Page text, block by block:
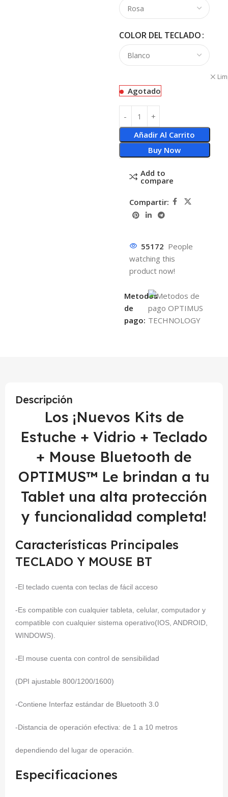
COLOR DEL TECLADO
Agotado
Añadir Al Carrito
Buy Now
Add to
compare
Compartir:
55172 People
watching this
product now!
Metodos
de
pago:
Descripción
Los ¡Nuevos Kits de
Estuche + Vidrio + Teclado
+ Mouse Bluetooth de
OPTIMUS™ Le brindan a tu
Tablet una alta protección
y funcionalidad completa!
Características Principales
TECLADO Y MOUSE BT
-El teclado cuenta con teclas de fácil acceso
-Es compatible con cualquier tableta, celular, computador y
compatible con cualquier sistema operativo(IOS, ANDROID,
WINDOWS).
-El mouse cuenta con control de sensibilidad
(DPI ajustable 800/1200/1600)
-Contiene Interfaz estándar de Bluetooth 3.0
-Distancia de operación efectiva: de 1 a 10 metros
dependiendo del lugar de operación.
Especificaciones